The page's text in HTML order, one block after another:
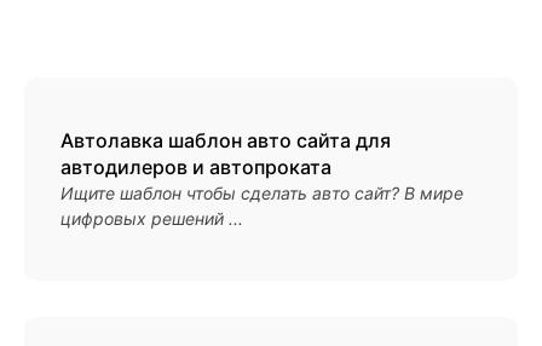
Автолавка шаблон авто сайта для
автодилеров и автопроката
Ищите шаблон чтобы сделать авто сайт? В мире
цифровых решений ...